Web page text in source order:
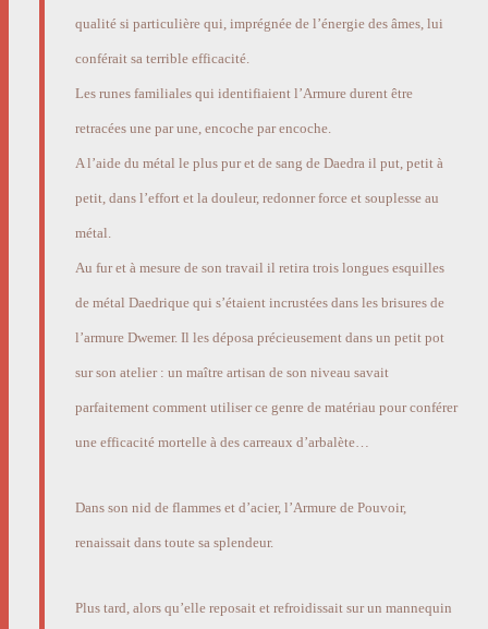
qualité si particulière qui, imprégnée de l’énergie des âmes, lui
conférait sa terrible efficacité.
Les runes familiales qui identifiaient l’Armure durent être
retracées une par une, encoche par encoche.
A l’aide du métal le plus pur et de sang de Daedra il put, petit à
petit, dans l’effort et la douleur, redonner force et souplesse au
métal.
Au fur et à mesure de son travail il retira trois longues esquilles
de métal Daedrique qui s’étaient incrustées dans les brisures de
l’armure Dwemer. Il les déposa précieusement dans un petit pot
sur son atelier : un maître artisan de son niveau savait
parfaitement comment utiliser ce genre de matériau pour conférer
une efficacité mortelle à des carreaux d’arbalète…
Dans son nid de flammes et d’acier, l’Armure de Pouvoir,
renaissait dans toute sa splendeur.
Plus tard, alors qu’elle reposait et refroidissait sur un mannequin